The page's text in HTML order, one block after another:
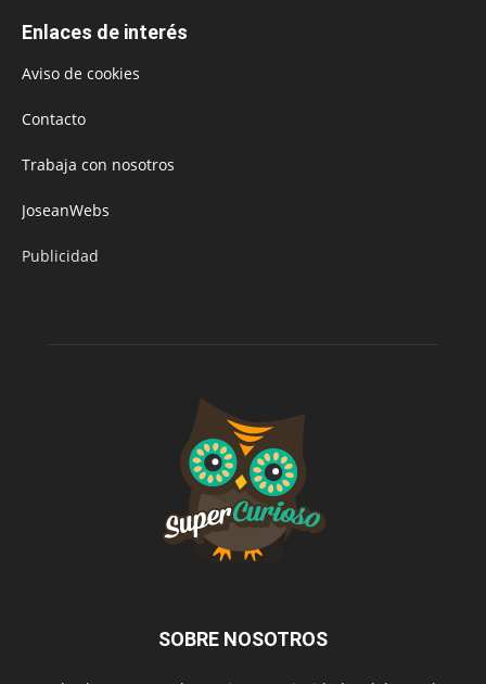
Enlaces de interés
Aviso de cookies
Contacto
Trabaja con nosotros
JoseanWebs
Publicidad
SOBRE NOSOTROS